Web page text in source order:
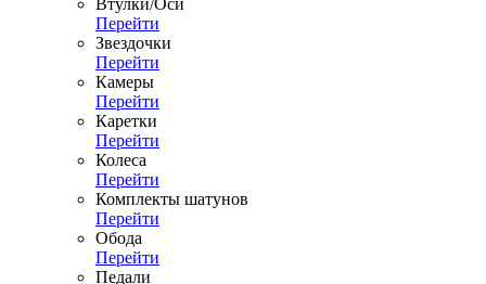
Втулки/Оси
Перейти
Звездочки
Перейти
Камеры
Перейти
Каретки
Перейти
Колеса
Перейти
Комплекты шатунов
Перейти
Обода
Перейти
Педали